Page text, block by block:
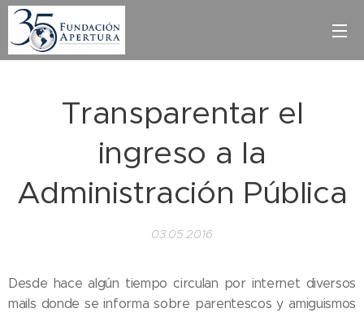
Transparentar el
ingreso a la
Administración Pública
03.05.2016
Desde hace algún tiempo circulan por internet diversos
mails donde se informa sobre parentescos y amiguismos